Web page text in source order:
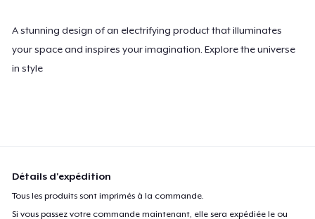
A stunning design of an electrifying product that illuminates
your space and inspires your imagination. Explore the universe
in style
Détails d'expédition
Tous les produits sont imprimés à la commande.
Si vous passez votre commande maintenant, elle sera expédiée le ou